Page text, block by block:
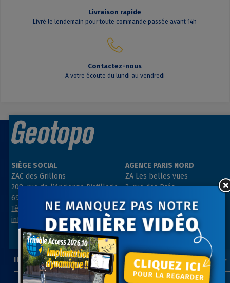
Livraison rapide
Livré le lendemain pour toute commande passée avant 14h
Contactez-nous
A votre écoute du lundi au vendredi
SIÈGE SOCIAL
ZAC des Grillons
208, rue de l’Ancienne Distillerie
69400 GLEIZÉ
Tél : 04 74 69 94 00
info@geotopo.fr
AGENCE PARIS NORD
ZA Les belles vues
3, rue des Prés
Tél : 01 64 55 11 80
contact@geotopo.fr
INFORMATIONS